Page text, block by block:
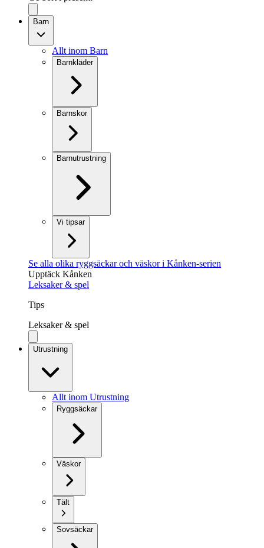
Barn
Allt inom Barn
Barnkläder
Barnskor
Barnutrustning
Vi tipsar
Se alla olika ryggsäckar och väskor i Kånken-serien
Upptäck Kånken
Leksaker & spel
Tips
Leksaker & spel
Utrustning
Allt inom Utrustning
Ryggsäckar
Väskor
Tält
Sovsäckar